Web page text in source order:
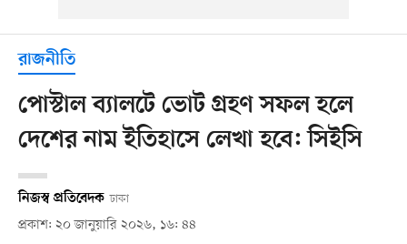
রাজনীতি
পোস্টাল ব্যালটে ভোট গ্রহণ সফল হলে
দেশের নাম ইতিহাসে লেখা হবে: সিইসি
নিজস্ব প্রতিবেদক ঢাকা
প্রকাশ: ২০ জানুয়ারি ২০২৬, ১৬: ৪৪